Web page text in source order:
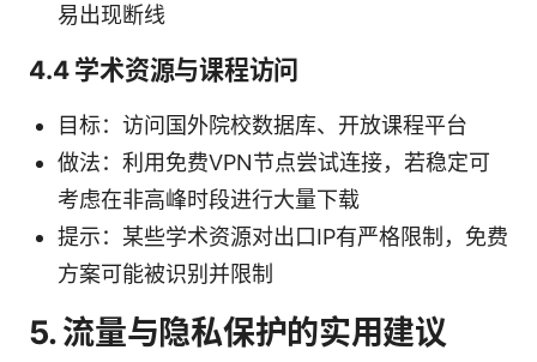
易出现断线
4.4 学术资源与课程访问
目标：访问国外院校数据库、开放课程平台
做法：利用免费VPN节点尝试连接，若稳定可
考虑在非高峰时段进行大量下载
提示：某些学术资源对出口IP有严格限制，免费
方案可能被识别并限制
5. 流量与隐私保护的实用建议